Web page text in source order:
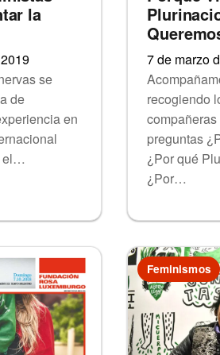
la
se
de
en
el…
7 de marzo
recogiendo
preguntas
¿Por qué
¿Por…
Feminismos